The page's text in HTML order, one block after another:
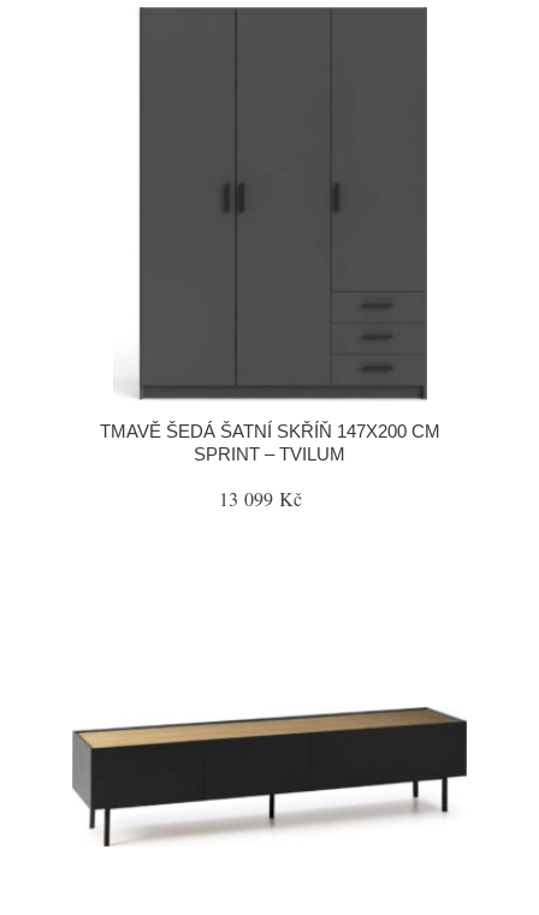
TMAVĚ ŠEDÁ ŠATNÍ SKŘÍŇ 147X200 CM
SPRINT – TVILUM
13 099 Kč